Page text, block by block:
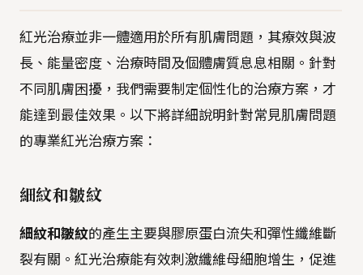
紅光治療並非一體適用於所有肌膚問題，其療效與波
長、能量密度、治療時間及個體膚質息息相關。針對
不同肌膚困擾，我們需要制定個性化的治療方案，才
能達到最佳效果。以下將詳細說明針對常見肌膚問題
的專業紅光治療方案：
細紋和皺紋
細紋和皺紋的產生主要與膠原蛋白流失和彈性纖維斷
裂有關。紅光治療能有效刺激纖維母細胞增生，促進